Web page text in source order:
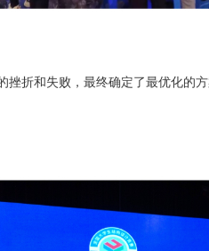
折和失败，最终确定了最优化的